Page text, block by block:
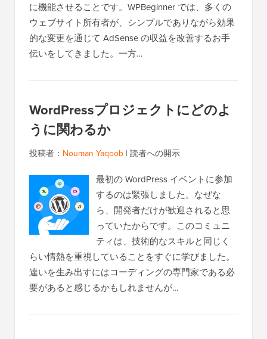
に機能させることです。WPBeginner では、多くの
ウェブサイト所有者が、シンプルでありながら効果
的な変更を通じて AdSense の収益を改善するお手
伝いをしてきました。一方…
WordPressプロジェクトにどのよ
うに関わるか
投稿者： Nouman Yaqoob | 読者への開示
最初の WordPress イベントに参加
するのは緊張しました。なぜな
ら、開発者だけが歓迎されると思
っていたからです。このコミュニ
ティは、技術的なスキルと同じく
らい情熱を重視していることをすぐに学びました。
違いを生み出すにはコーディングの専門家である必
要があると感じるかもしれませんが…